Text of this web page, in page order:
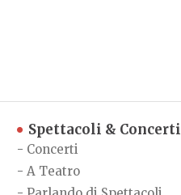
Spettacoli & Concerti
- Concerti
- A Teatro